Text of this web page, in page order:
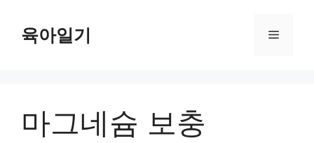
육아일기 메
마그네슘 보충